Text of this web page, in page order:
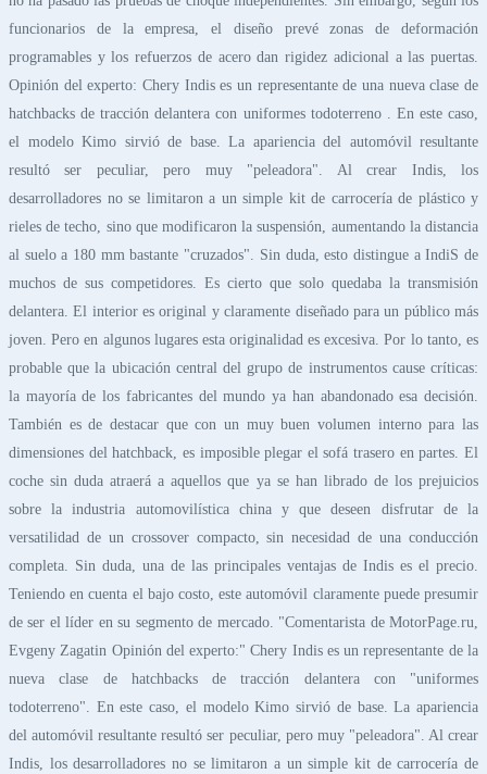
funcionarios de la empresa, el diseño prevé zonas de deformación
programables y los refuerzos de acero dan rigidez adicional a las puertas.
Opinión del experto: Chery Indis es un representante de una nueva clase de
hatchbacks de tracción delantera con uniformes todoterreno . En este caso,
el modelo Kimo sirvió de base. La apariencia del automóvil resultante
resultó ser peculiar, pero muy "peleadora". Al crear Indis, los
desarrolladores no se limitaron a un simple kit de carrocería de plástico y
rieles de techo, sino que modificaron la suspensión, aumentando la distancia
al suelo a 180 mm bastante "cruzados". Sin duda, esto distingue a IndiS de
muchos de sus competidores. Es cierto que solo quedaba la transmisión
delantera. El interior es original y claramente diseñado para un público más
joven. Pero en algunos lugares esta originalidad es excesiva. Por lo tanto, es
probable que la ubicación central del grupo de instrumentos cause críticas:
la mayoría de los fabricantes del mundo ya han abandonado esa decisión.
También es de destacar que con un muy buen volumen interno para las
dimensiones del hatchback, es imposible plegar el sofá trasero en partes. El
coche sin duda atraerá a aquellos que ya se han librado de los prejuicios
sobre la industria automovilística china y que deseen disfrutar de la
versatilidad de un crossover compacto, sin necesidad de una conducción
completa. Sin duda, una de las principales ventajas de Indis es el precio.
Teniendo en cuenta el bajo costo, este automóvil claramente puede presumir
de ser el líder en su segmento de mercado. "Comentarista de MotorPage.ru,
Evgeny Zagatin Opinión del experto:" Chery Indis es un representante de la
nueva clase de hatchbacks de tracción delantera con "uniformes
todoterreno". En este caso, el modelo Kimo sirvió de base. La apariencia
del automóvil resultante resultó ser peculiar, pero muy "peleadora". Al crear
Indis, los desarrolladores no se limitaron a un simple kit de carrocería de